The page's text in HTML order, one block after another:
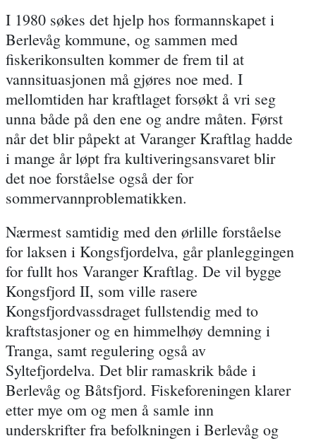
I 1980 søkes det hjelp hos formannskapet i
Berlevåg kommune, og sammen med
fiskerikonsulten kommer de frem til at
vannsituasjonen må gjøres noe med. I
mellomtiden har kraftlaget forsøkt å vri seg
unna både på den ene og andre måten. Først
når det blir påpekt at Varanger Kraftlag hadde
i mange år løpt fra kultiveringsansvaret blir
det noe forståelse også der for
sommervannproblematikken.
Nærmest samtidig med den ørlille forståelse
for laksen i Kongsfjordelva, går planleggingen
for fullt hos Varanger Kraftlag. De vil bygge
Kongsfjord II, som ville rasere
Kongsfjordvassdraget fullstendig med to
kraftstasjoner og en himmelhøy demning i
Tranga, samt regulering også av
Syltefjordelva. Det blir ramaskrik både i
Berlevåg og Båtsfjord. Fiskeforeningen klarer
etter mye om og men å samle inn
underskrifter fra befolkningen i Berlevåg og